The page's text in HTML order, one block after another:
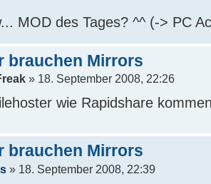
MOD des Tages? ^^ (-> PC
brauchen Mirrors
» 18. September 2008, 22:26
wie Rapidshare
brauchen Mirrors
» 18. September 2008, 22:39